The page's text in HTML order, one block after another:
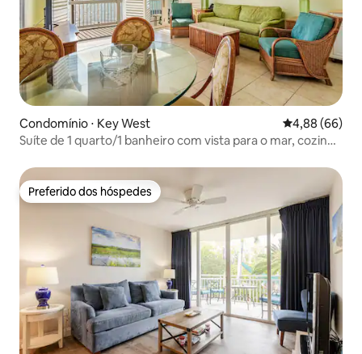
Condomínio ⋅ Key West 4,88 de uma
4,88 (66)
Suíte de 1 quarto/1 banheiro com vista para o mar, cozinha
Preferido dos hóspedes
Preferido dos hóspedes